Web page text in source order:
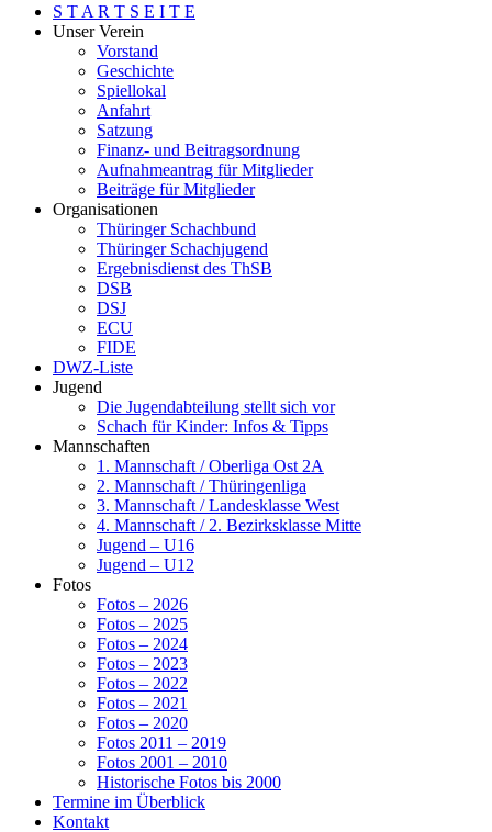
S T A R T S E I T E
Unser Verein
Vorstand
Geschichte
Spiellokal
Anfahrt
Satzung
Finanz- und Beitragsordnung
Aufnahmeantrag für Mitglieder
Beiträge für Mitglieder
Organisationen
Thüringer Schachbund
Thüringer Schachjugend
Ergebnisdienst des ThSB
DSB
DSJ
ECU
FIDE
DWZ-Liste
Jugend
Die Jugendabteilung stellt sich vor
Schach für Kinder: Infos & Tipps
Mannschaften
1. Mannschaft / Oberliga Ost 2A
2. Mannschaft / Thüringenliga
3. Mannschaft / Landesklasse West
4. Mannschaft / 2. Bezirksklasse Mitte
Jugend – U16
Jugend – U12
Fotos
Fotos – 2026
Fotos – 2025
Fotos – 2024
Fotos – 2023
Fotos – 2022
Fotos – 2021
Fotos – 2020
Fotos 2011 – 2019
Fotos 2001 – 2010
Historische Fotos bis 2000
Termine im Überblick
Kontakt